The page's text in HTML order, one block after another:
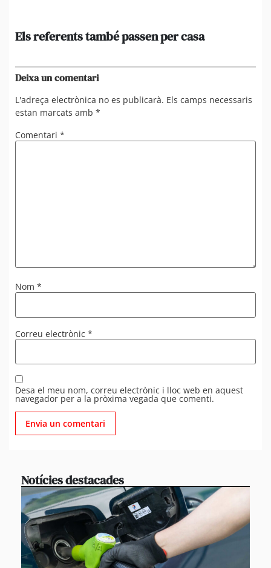
Els referents també passen per casa
Deixa un comentari
L'adreça electrònica no es publicarà. Els camps necessaris
estan marcats amb *
Comentari *
Nom *
Correu electrònic *
Desa el meu nom, correu electrònic i lloc web en aquest
navegador per a la pròxima vegada que comenti.
Notícies destacades